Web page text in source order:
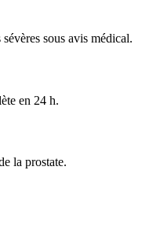
sous avis médical.
en 24 h.
la prostate.